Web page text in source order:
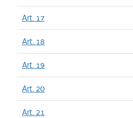
Art. 17
Art. 18
Art. 19
Art. 20
Art. 21